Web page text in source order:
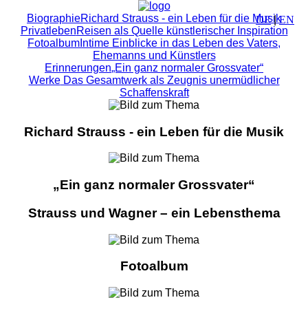
DE|EN
BiographieRichard Strauss - ein Leben für die Musik
PrivatlebenReisen als Quelle künstlerischer Inspiration
Fotoalbum Intime Einblicke in das Leben des Vaters,
Ehemanns und Künstlers
Erinnerungen„Ein ganz normaler Grossvater“
WerkeDas Gesamtwerk als Zeugnis unermüdlicher
Schaffenskraft
Richard Strauss - ein Leben für die Musik
„Ein ganz normaler Grossvater“
Strauss und Wagner – ein Lebensthema
Fotoalbum